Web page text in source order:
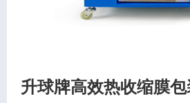
升球牌高效热收缩膜